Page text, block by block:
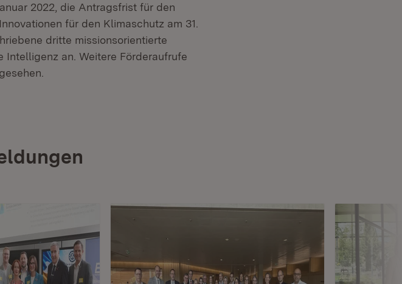
2022, die Antragsfrist für den
für den Klimaschutz am 31.
dritte missionsorientierte
an. Weitere Förderaufrufe